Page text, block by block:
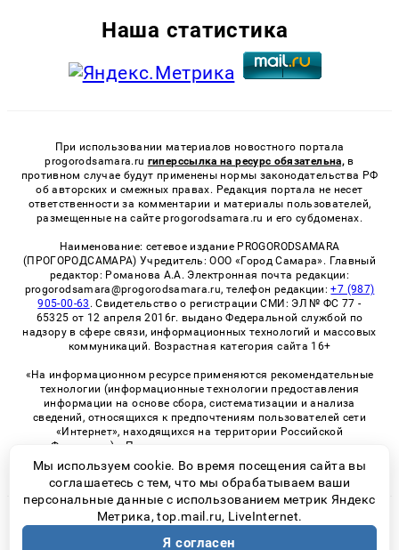
Наша статистика
При использовании материалов новостного портала
progorodsamara.ru гиперссылка на ресурс обязательна, в
противном случае будут применены нормы законодательства РФ
об авторских и смежных правах. Редакция портала не несет
ответственности за комментарии и материалы пользователей,
размещенные на сайте progorodsamara.ru и его субдоменах.
Наименование: сетевое издание PROGORODSAMARA
(ПРОГОРОДСАМАРА) Учредитель: ООО «Город Самара». Главный
редактор: Романова А.А. Электронная почта редакции:
progorodsamara@progorodsamara.ru, телефон редакции:+7 (987)
905-00-63 . Свидетельство о регистрации СМИ: ЭЛ № ФС 77 -
65325 от 12 апреля 2016г. выдано Федеральной службой по
надзору в сфере связи, информационных технологий и массовых
коммуникаций. Возрастная категория сайта 16+
«На информационном ресурсе применяются рекомендательные
технологии (информационные технологии предоставления
информации на основе сбора, систематизации и анализа
сведений, относящихся к предпочтениям пользователей сети
«Интернет», находящихся на территории Российской
Федерации)». Правила применения рекомендательных
технологий в виджетах рекламно-обменной сети
«СМИ2» (PDF)
© 2026 «ProGorodSamara» | Все права защищены
Возрастная категория сайта 16+
Мы используем cookie. Во время посещения сайта вы
соглашаетесь с тем, что мы обрабатываем ваши
персональные данные с использованием метрик Яндекс
Метрика, top.mail.ru, LiveInternet.
Я согласен